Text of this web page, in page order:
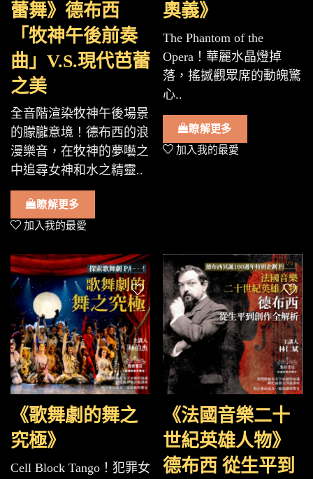
蕾舞》德布西
「牧神午後前奏
曲」V.S.現代芭蕾
之美
全音階渲染牧神午後場景
的朦朧意境！德布西的浪
漫樂音，在牧神的夢囈之
中追尋女神和水之精靈..
瞭解更多
加入我的最愛
奧義》
The Phantom of the
Opera！華麗水晶燈掉
落，搖撼觀眾席的動魄驚
心..
瞭解更多
加入我的最愛
《歌舞劇的舞之
究極》
Cell Block Tango！犯罪女
《法國音樂二十
世紀英雄人物》
德布西 從生平到